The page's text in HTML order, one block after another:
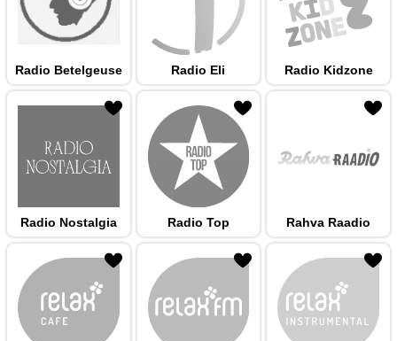
Radio Betelgeuse Radio Eli Radio Kidzone
Radio Nostalgia Radio Top Rahva Raadio